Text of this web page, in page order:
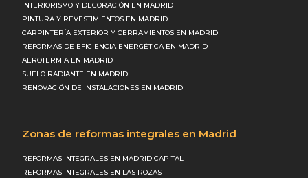
INTERIORISMO Y DECORACIÓN EN MADRID
PINTURA Y REVESTIMIENTOS EN MADRID
CARPINTERÍA EXTERIOR Y CERRAMIENTOS EN MADRID
REFORMAS DE EFICIENCIA ENERGÉTICA EN MADRID
AEROTERMIA EN MADRID
SUELO RADIANTE EN MADRID
RENOVACIÓN DE INSTALACIONES EN MADRID
Zonas de reformas integrales en Madrid
REFORMAS INTEGRALES EN MADRID CAPITAL
REFORMAS INTEGRALES EN LAS ROZAS